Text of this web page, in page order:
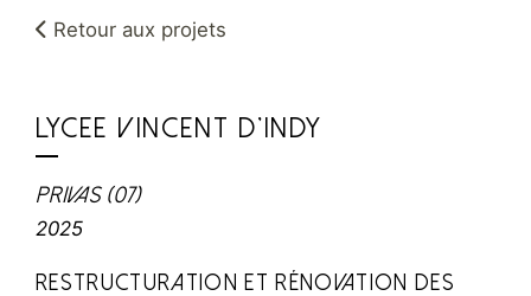
Retour aux projets
LYCEE VINCENT D'INDY
Privas (07)
2025
Restructuration et rénovation des